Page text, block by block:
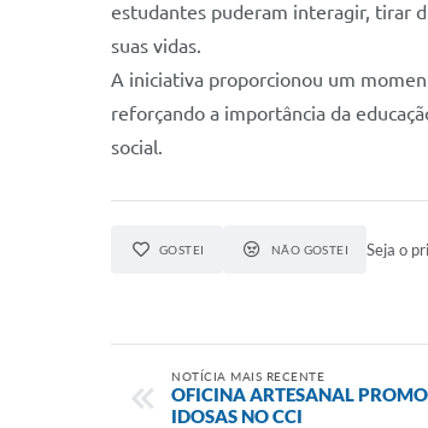
estudantes puderam interagir, tirar
suas vidas.
A iniciativa proporcionou um
reforçando a importância da
social.
GOSTEI NÃO GOSTEI Seja o
NOTÍCIA MAIS RECENTE
OFICINA ARTESANAL
IDOSAS NO CCI